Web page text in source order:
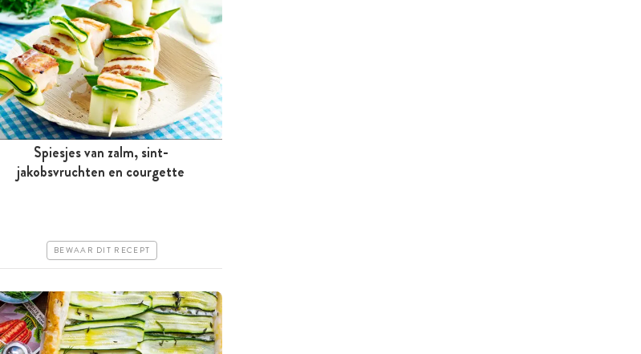
Minder dan 30 minuten
Spiesjes van zalm, sint-
jakobsvruchten en courgette
BEWAAR DIT RECEPT